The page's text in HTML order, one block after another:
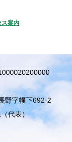
ス案内
野字幅下692-2
代表）